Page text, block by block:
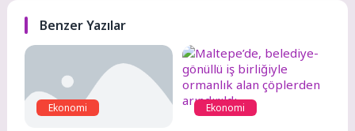
Benzer Yazılar
Ekonomi Ekonomi